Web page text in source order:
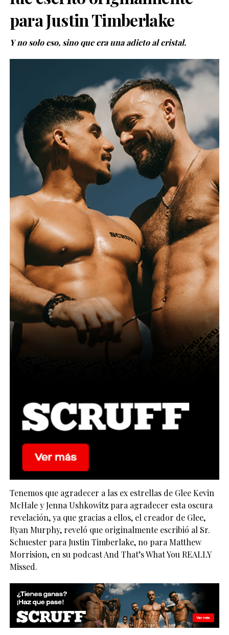
para Justin Timberlake
Y no solo eso, sino que era una adicto al cristal.
Tenemos que agradecer a las ex estrellas de Glee Kevin
McHale y Jenna Ushkowitz para agradecer esta oscura
revelación, ya que gracias a ellos, el creador de Glee,
Ryan Murphy, reveló que originalmente escribió al Sr.
Schuester para Justin Timberlake, no para Matthew
Morrision, en su podcast And That’s What You REALLY
Missed.